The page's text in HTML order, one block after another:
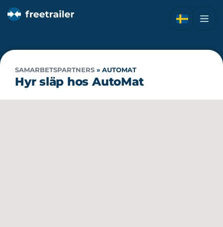
SAMARBETSPARTNERS » AUTOMAT
Hyr släp hos AutoMat